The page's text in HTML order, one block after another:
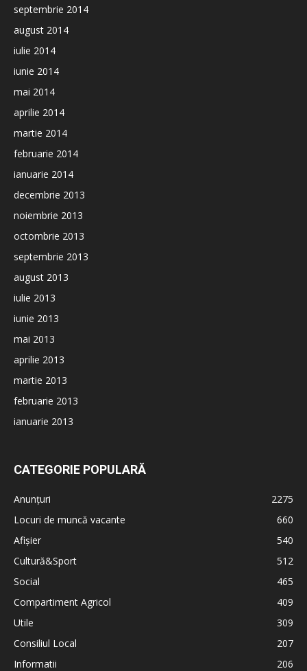
septembrie 2014
august 2014
iulie 2014
iunie 2014
mai 2014
aprilie 2014
martie 2014
februarie 2014
ianuarie 2014
decembrie 2013
noiembrie 2013
octombrie 2013
septembrie 2013
august 2013
iulie 2013
iunie 2013
mai 2013
aprilie 2013
martie 2013
februarie 2013
ianuarie 2013
CATEGORIE POPULARĂ
Anunțuri
2275
Locuri de muncă vacante
660
Afișier
540
Cultură&Sport
512
Social
465
Compartiment Agricol
409
Utile
309
Consiliul Local
207
Informatii
206